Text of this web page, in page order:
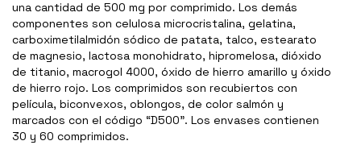
una cantidad de 500 mg por comprimido. Los demás
componentes son celulosa microcristalina, gelatina,
carboximetilalmidón sódico de patata, talco, estearato
de magnesio, lactosa monohidrato, hipromelosa, dióxido
de titanio, macrogol 4000, óxido de hierro amarillo y óxido
de hierro rojo. Los comprimidos son recubiertos con
película, biconvexos, oblongos, de color salmón y
marcados con el código “D500”. Los envases contienen
30 y 60 comprimidos.